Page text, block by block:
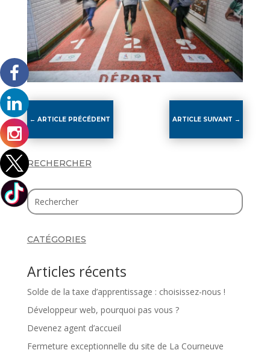
←ARTICLE PRÉCÉDENT ARTICLE SUIVANT →
RECHERCHER
CATÉGORIES
Articles récents
Solde de la taxe d’apprentissage : choisissez-nous !
Développeur web, pourquoi pas vous ?
Devenez agent d’accueil
Fermeture exceptionnelle du site de La Courneuve